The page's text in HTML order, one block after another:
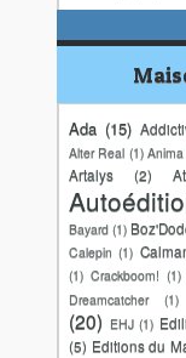
Ada (15)
Alter Real (1)
Artalys (2)
Bayard (1)
Calepin (1)
(1) Crackboom! (1)
Dreamcatcher
(1)
(20) EHJ (1)
(5) Editions du